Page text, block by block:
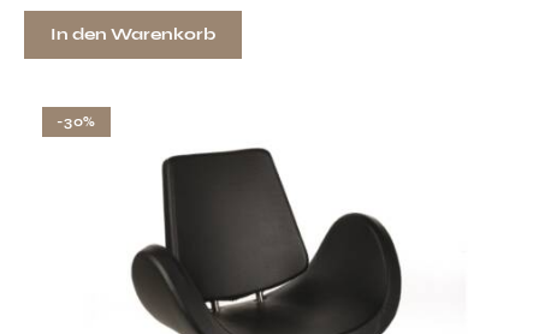
In den Warenkorb
-30%